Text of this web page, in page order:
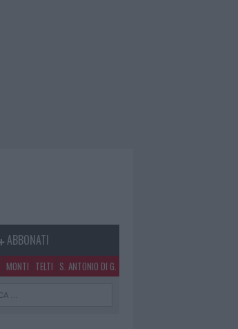
ABBONATI
MONTI TELTI S. ANTONIO DI G.